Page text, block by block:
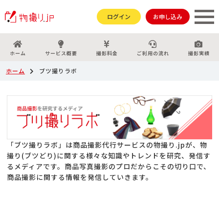
ログイン お申し込み
ホーム サービス概要 撮影料金 ご利用の流れ 撮影実績
ホーム ブツ撮りラボ
「ブツ撮りラボ」は商品撮影代行サービスの物撮り.jpが、物
撮り(ブツどり)に関する様々な知識やトレンドを研究、発信す
るメディアです。商品写真撮影のプロだからこその切り口で、
商品撮影に関する情報を発信していきます。